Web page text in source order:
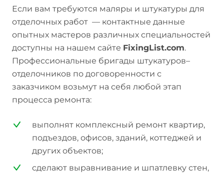
Если вам требуются маляры и штукатуры для
отделочных работ — контактные данные
опытных мастеров различных специальностей
доступны на нашем сайте FixingList.com.
Профессиональные бригады штукатуров–
отделочников по договоренности с
заказчиком возьмут на себя любой этап
процесса ремонта:
выполнят комплексный ремонт квартир,
подъездов, офисов, зданий, коттеджей и
других объектов;
сделают выравнивание и шпатлевку стен,